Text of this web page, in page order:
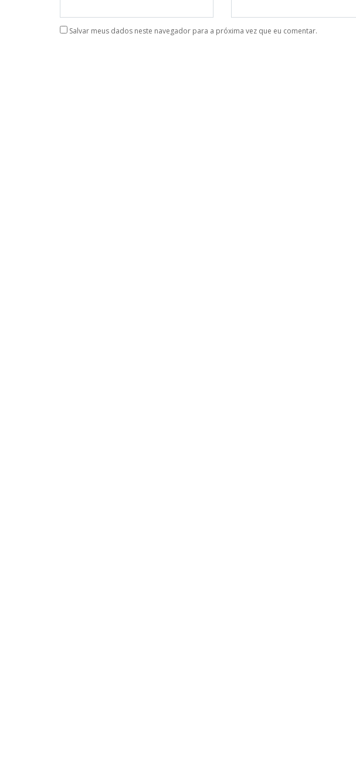
Salvar meus dados neste navegador para a próxima vez que eu comentar.